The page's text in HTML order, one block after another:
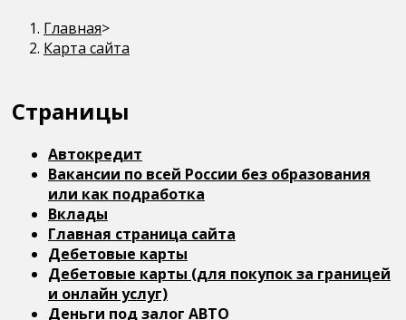
Главная>
Карта сайта
Страницы
Автокредит
Вакансии по всей России без образования
или как подработка
Вклады
Главная страница сайта
Дебетовые карты
Дебетовые карты (для покупок за границей
и онлайн услуг)
Деньги под залог АВТО